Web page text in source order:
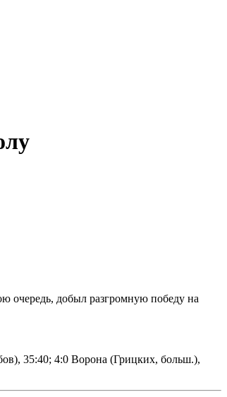
очередь, добыл разгромную победу на
35:40; 4:0 Ворона (Грицких, больш.),